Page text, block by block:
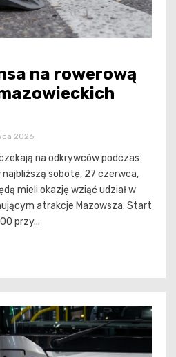
na rowerową
2026
na odkrywców podczas
sobotę, 27 czerwca,
mieli okazję wziąć udział w
atrakcje Mazowsza. Start
przy...